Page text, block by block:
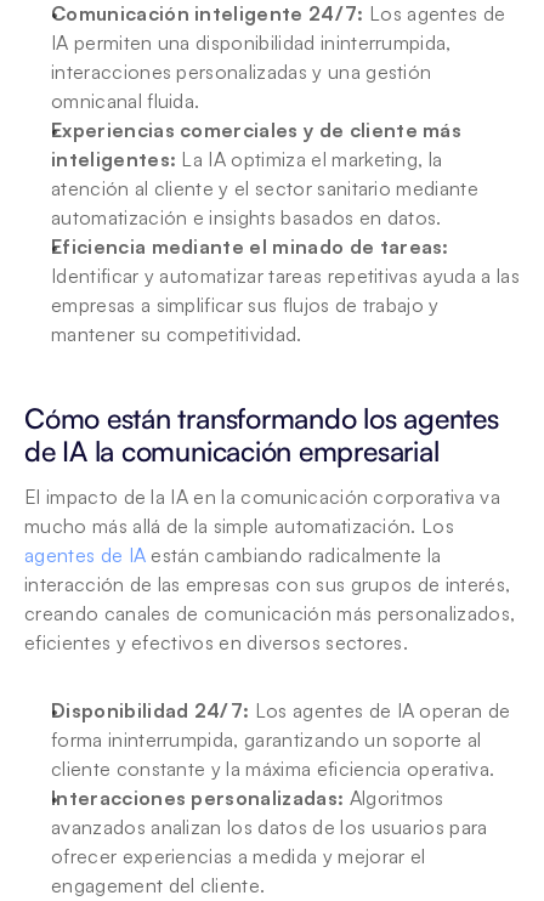
Comunicación inteligente 24/7: Los agentes de
IA permiten una disponibilidad ininterrumpida,
interacciones personalizadas y una gestión
omnicanal fluida.
Experiencias comerciales y de cliente más
inteligentes: La IA optimiza el marketing, la
atención al cliente y el sector sanitario mediante
automatización e insights basados en datos.
Eficiencia mediante el minado de tareas:
Identificar y automatizar tareas repetitivas ayuda a las
empresas a simplificar sus flujos de trabajo y
mantener su competitividad.
Cómo están transformando los agentes
de IA la comunicación empresarial
El impacto de la IA en la comunicación corporativa va
agentes de IA están cambiando radicalmente la
interacción de las empresas con sus grupos de interés,
creando canales de comunicación más personalizados,
eficientes y efectivos en diversos sectores.
Disponibilidad 24/7: Los agentes de IA operan de
forma ininterrumpida, garantizando un soporte al
cliente constante y la máxima eficiencia operativa.
Interacciones personalizadas: Algoritmos
avanzados analizan los datos de los usuarios para
ofrecer experiencias a medida y mejorar el
engagement del cliente.